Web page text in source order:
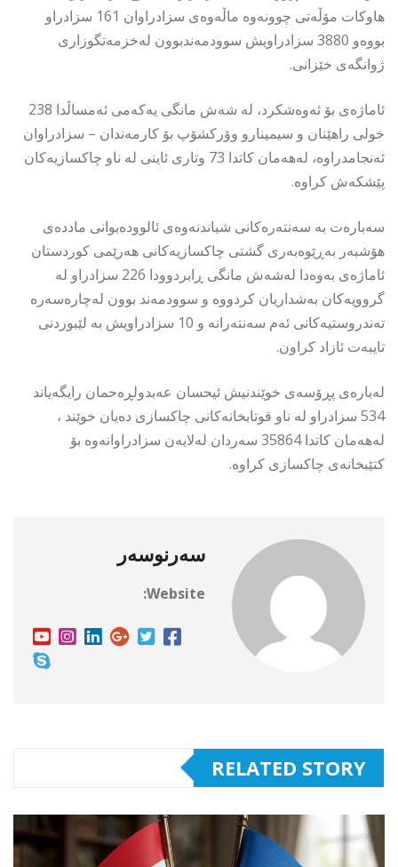
هاوکات مۆڵەتی چوونەوە ماڵەوەی سزادراوان 161 سزادراو
بووەو 3880 سزادراویش سوودمەندبوون لەخزمەتگوزاری
ژوانگەی خێزانی.
ئاماژەی بۆ ئەوەشکرد، لە شەش مانگی یەکەمی ئەمساڵدا 238
خولی راهێنان و سیمینارو وۆرکشۆپ بۆ کارمەندان – سزادراوان
ئەنجامدراوە، لەهەمان کاتدا 73 وتاری ئاینی لە ناو چاکسازیەکان
پێشکەش کراوە.
سەبارەت بە سەنتەرەکانی شیاندنەوەی ئالوودەبوانی ماددەی
هۆشبەر بەڕێوەبەری گشتی چاکسازیەکانی هەرێمی کوردستان
ئاماژەی بەوەدا لەشەش مانگی ڕابردوودا 226 سزادراو لە
گرووپەکان بەشداریان کردووە و سوودمەند بوون لەچارەسەرە
تەندروستیەکانی ئەم سەنتەرانە و 10 سزادراویش بە لێبوردنی
تایبەت ئازاد کراون.
لەبارەی پڕۆسەی خوێندنیش ئیحسان عەبدولڕەحمان رایگەیاند
534 سزادراو لە ناو قوتابخانەکانی چاکسازی دەیان خوێند ،
لەهەمان کاتدا 35864 سەردان لەلایەن سزادراوانەوە بۆ
کتێبخانەی چاکسازی کراوە.
سەرنوسەر
Website:
RELATED STORY